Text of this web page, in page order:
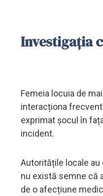
Investigația
Femeia locuia de
interacționa
exprimat șocul în
incident.
Autoritățile locale
nu există semne că
de o afecțiune